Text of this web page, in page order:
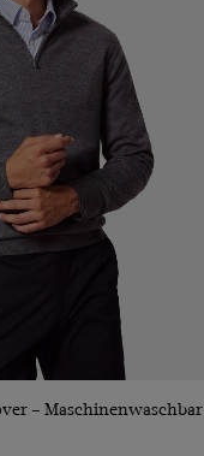
– Maschinenwaschbar